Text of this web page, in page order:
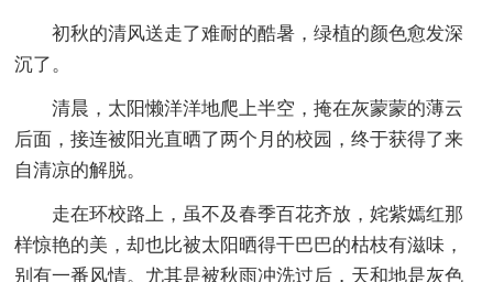
初秋的清风送走了难耐的酷暑，绿植的颜色愈发深
沉了。
清晨，太阳懒洋洋地爬上半空，掩在灰蒙蒙的薄云
后面，接连被阳光直晒了两个月的校园，终于获得了来
自清凉的解脱。
走在环校路上，虽不及春季百花齐放，姹紫嫣红那
样惊艳的美，却也比被太阳晒得干巴巴的枯枝有滋味，
别有一番风情。尤其是被秋雨冲洗过后，天和地是灰色